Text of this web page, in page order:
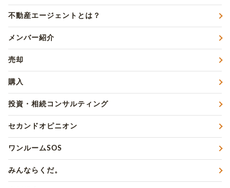
不動産エージェントとは？
メンバー紹介
売却
購入
投資・相続コンサルティング
セカンドオピニオン
ワンルームSOS
みんならくだ。